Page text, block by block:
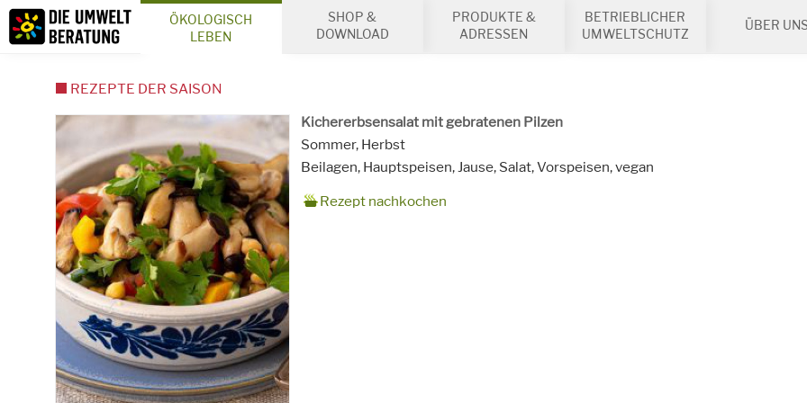
Inhalt
Suche
ÖKOLOGISCH
LEBEN
SHOP &
DOWNLOAD
PRODUKTE &
ADRESSEN
BETRIEBLICHER
UMWELTSCHUTZ
ÜBER
Kichererbsensalat mit gebratenen Pilzen
Zubereitungszeit
20 Minuten ev. plus Kochzeit für die Kichererbsen
Rezept
für
4
Saison
Sommer, Herbst
Schlagworte
Beilagen, Hauptspeisen, Jause, Salat, Vorspeisen,vegan
Rezept nachkochen
REZEPTE DER SAISON